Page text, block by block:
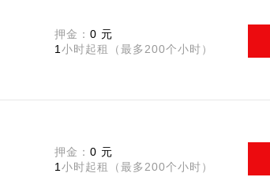
押金： 0 元
1 小时起租（最多200个小时）
押金： 0 元
1 小时起租（最多200个小时）